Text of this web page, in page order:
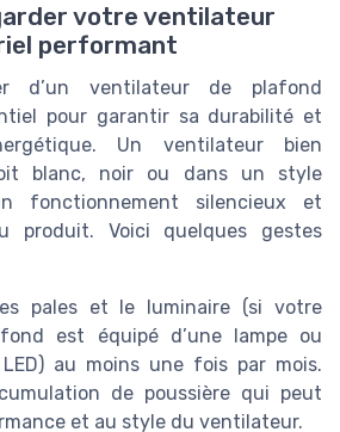
votre ventilateur
performant
d’un ventilateur de plafond
pour garantir sa durabilité et
Un ventilateur bien
blanc, noir ou dans un style
fonctionnement silencieux et
produit. Voici quelques gestes
pales et le luminaire (si votre
est équipé d’une lampe ou
LED) au moins une fois par mois.
de poussière qui peut
et au style du ventilateur.